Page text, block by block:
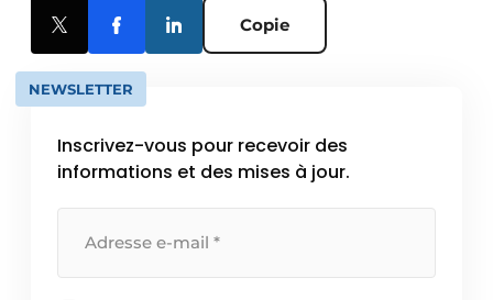
Copie
NEWSLETTER
Inscrivez-vous pour recevoir des
informations et des mises à jour.